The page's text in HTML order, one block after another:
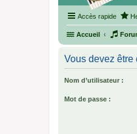
Accès rapide
Accueil
Vous devez être
Nom d’utilisateur :
Mot de passe :